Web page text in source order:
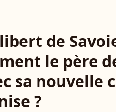
de
le père
sa nouvelle
?